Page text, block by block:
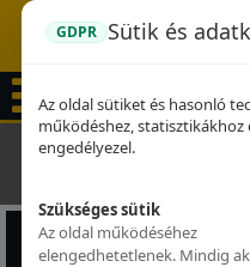
GDPR Sütik és
Az oldal sütiket és hasonló
működéshez, statisztikákhoz
engedélyezel.
Szükséges sütik
Az oldal működéséhez
elengedhetetlenek. Mindig
Kezdőlap Kipufogók